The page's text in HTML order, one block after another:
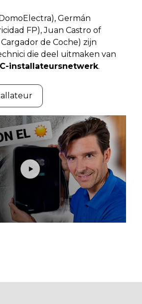
Germán
FP), Juan Castro of
de Coche) zijn
die deel uitmaken van
installateursnetwerk.